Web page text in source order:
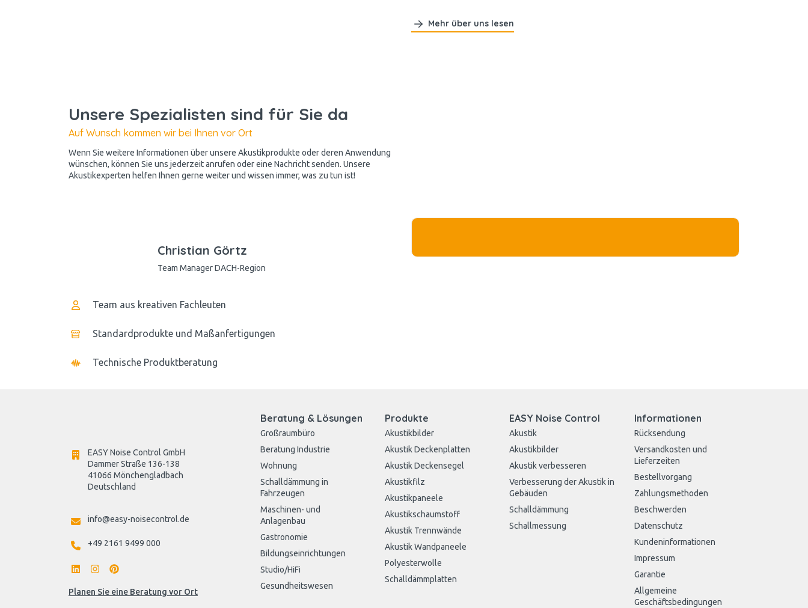
Mehr über uns lesen
Unsere Spezialisten sind für Sie da
Auf Wunsch kommen wir bei Ihnen vor Ort
Wenn Sie weitere Informationen über unsere Akustikprodukte oder deren Anwendung
wünschen, können Sie uns jederzeit anrufen oder eine Nachricht senden. Unsere
Akustikexperten helfen Ihnen gerne weiter und wissen immer, was zu tun ist!
Christian Görtz
Team Manager DACH-Region
Team aus kreativen Fachleuten
Standardprodukte und Maßanfertigungen
Technische Produktberatung
EASY Noise Control GmbH
Dammer Straße 136-138
41066 Mönchengladbach
Deutschland
info@easy-noisecontrol.de
+49 2161 9499 000
Planen Sie eine Beratung vor Ort
Beratung & Lösungen
Großraumbüro
Beratung Industrie
Wohnung
Schalldämmung in
Fahrzeugen
Maschinen- und
Anlagenbau
Gastronomie
Bildungseinrichtungen
Studio/HiFi
Gesundheitswesen
Produkte
Akustikbilder
Akustik Deckenplatten
Akustik Deckensegel
Akustikfilz
Akustikpaneele
Akustikschaumstoff
Akustik Trennwände
Akustik Wandpaneele
Polyesterwolle
Schalldämmplatten
EASY Noise Control
Akustik
Akustikbilder
Akustik verbesseren
Verbesserung der Akustik in
Gebäuden
Schalldämmung
Schallmessung
Informationen
Rücksendung
Versandkosten und
Lieferzeiten
Bestellvorgang
Zahlungsmethoden
Beschwerden
Datenschutz
Kundeninformationen
Impressum
Garantie
Allgemeine
Geschäftsbedingungen